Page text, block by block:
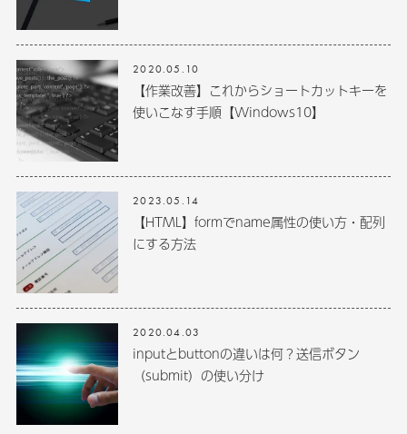
2020.05.10
【作業改善】これからショートカットキーを
使いこなす手順【Windows10】
2023.05.14
【HTML】formでname属性の使い方・配列
にする方法
2020.04.03
inputとbuttonの違いは何？送信ボタン
（submit）の使い分け